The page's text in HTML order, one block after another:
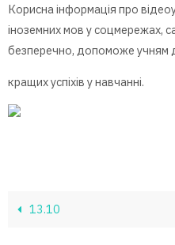
Корисна інформація про
іноземних мов у соцмережах,
безперечно, допоможе учням
кращих успіхів у навчанні.
13.10